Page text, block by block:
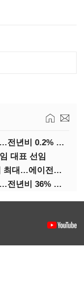
네이버, 2분기 영업익 5203억원…전년비 0.2% 감소
대표 선임
카카오, 2분기 매출·영업익 역대 최대…에이전트 AI 수익화 관건
카카오, 2분기 영업익 2770억원…전년비 36% 증가